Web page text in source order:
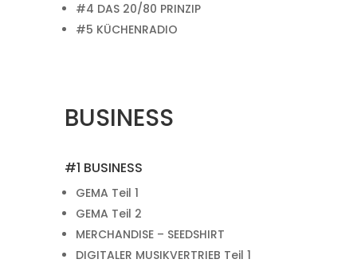
#4 DAS 20/80 PRINZIP
#5 KÜCHENRADIO
BUSINESS
#1 BUSINESS
GEMA Teil 1
GEMA Teil 2
MERCHANDISE – SEEDSHIRT
DIGITALER MUSIKVERTRIEB Teil 1